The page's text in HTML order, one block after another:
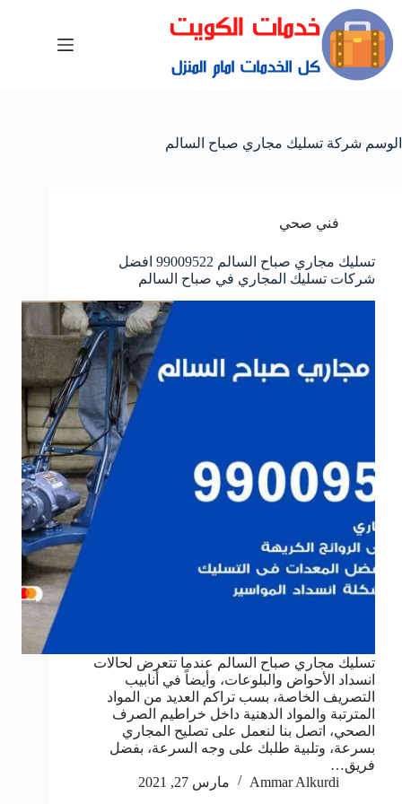
الوسم شركة تسليك مجاري صباح السالم
فني صحي
تسليك مجاري صباح السالم 99009522 افضل
شركات تسليك المجاري في صباح السالم
تسليك مجاري صباح السالم عندما تتعرض لحالات
انسداد الأحواض والبلوعات، وأيضاً في أنابيب
التصريف الخاصة، بسب تراكم العديد من المواد
المترتبة والمواد الدهنية داخل خراطيم الصرف
الصحي، اتصل بنا لنعمل على تصليح المجاري
بسرعة، وتلبية طلبك على وجه السرعة، بفضل
فريق…
Ammar Alkurdi
مارس 27, 2021